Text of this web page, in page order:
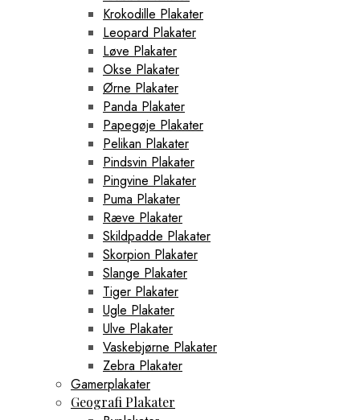
Krokodille Plakater
Leopard Plakater
Løve Plakater
Okse Plakater
Ørne Plakater
Panda Plakater
Papegøje Plakater
Pelikan Plakater
Pindsvin Plakater
Pingvine Plakater
Puma Plakater
Ræve Plakater
Skildpadde Plakater
Skorpion Plakater
Slange Plakater
Tiger Plakater
Ugle Plakater
Ulve Plakater
Vaskebjørne Plakater
Zebra Plakater
Gamerplakater
Geografi Plakater